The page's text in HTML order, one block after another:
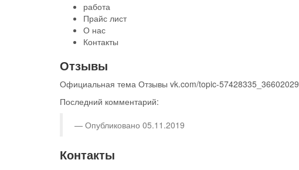
работа
Прайс лист
О нас
Контакты
Отзывы
Официальная тема Отзывы vk.com/topic-57428335_36602029
Последний комментарий:
Опубликовано 05.11.2019
Контакты